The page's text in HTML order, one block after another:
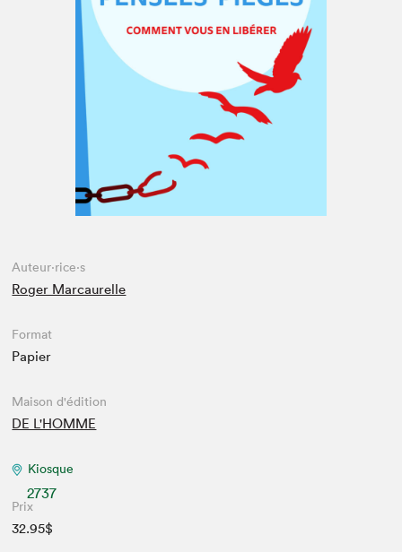
Espace médias
Auteur·rice·s
Roger Marcaurelle
Format
Papier
Maison d'édition
DE L'HOMME
Kiosque
2737
Prix
32.95$